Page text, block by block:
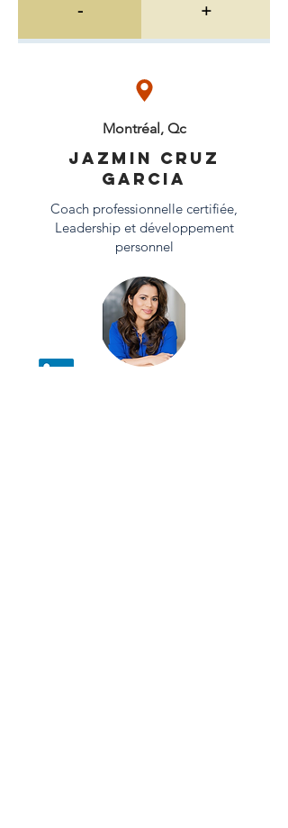
- +
Montréal, Qc
Jazmin Cruz
garcia
Coach professionnelle certifiée,
Leadership et développement
personnel